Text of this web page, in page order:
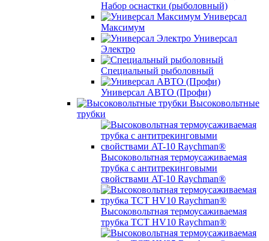
Набор оснастки (рыболовный)
Универсал
Максимум
Универсал
Электро
Специальный рыболовный
Универсал АВТО (Профи)
Высоковольтные
трубки
Высоковольтная термоусаживаемая
трубка с антитрекинговыми
свойствами AT-10 Raychman®
Высоковольтная термоусаживаемая
трубка TCT HV10 Raychman®